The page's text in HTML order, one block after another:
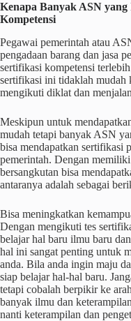
Kenapa Banyak ASN
Kompetensi
Pegawai pemerintah atau
pengadaan barang dan jasa
sertifikasi kompetensi
sertifikasi ini tidaklah mudah
mengikuti diklat dan
Meskipun untuk
mudah tetapi banyak ASN
bisa mendapatkan sertifikasi
pemerintah. Dengan
bersangkutan bisa
antaranya adalah sebagai
Bisa meningkatkan
Dengan mengikuti tes
belajar hal baru ilmu baru
hal ini sangat penting untuk
anda. Bila anda ingin maju
siap belajar hal-hal baru.
tetapi cobalah berpikir ke
banyak ilmu dan
nanti keterampilan dan